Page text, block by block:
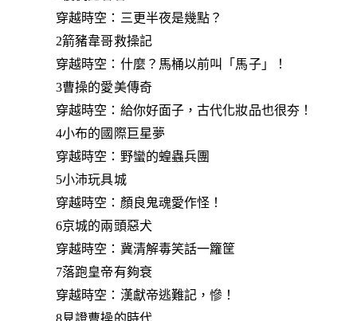
穿越時空：三更半夜是幾點？
2箭豬韋哥救操記
穿越時空：什麼？馬桶以前叫「馬子」！
3曹操的愛美傳奇
穿越時空：給你好面子，古代化妝品也很夯！
4小布的國際巨星夢
穿越時空：野蠻的蝗蟲兵團
5小沛玩具城
穿越時空：顏良鬼魂愛作怪！
6京城的兩頭惡犬
穿越時空：冀清解毒笑話一籮筐
7落跑皇帝有夠衰
穿越時空：漢獻帝逃難記，慘！